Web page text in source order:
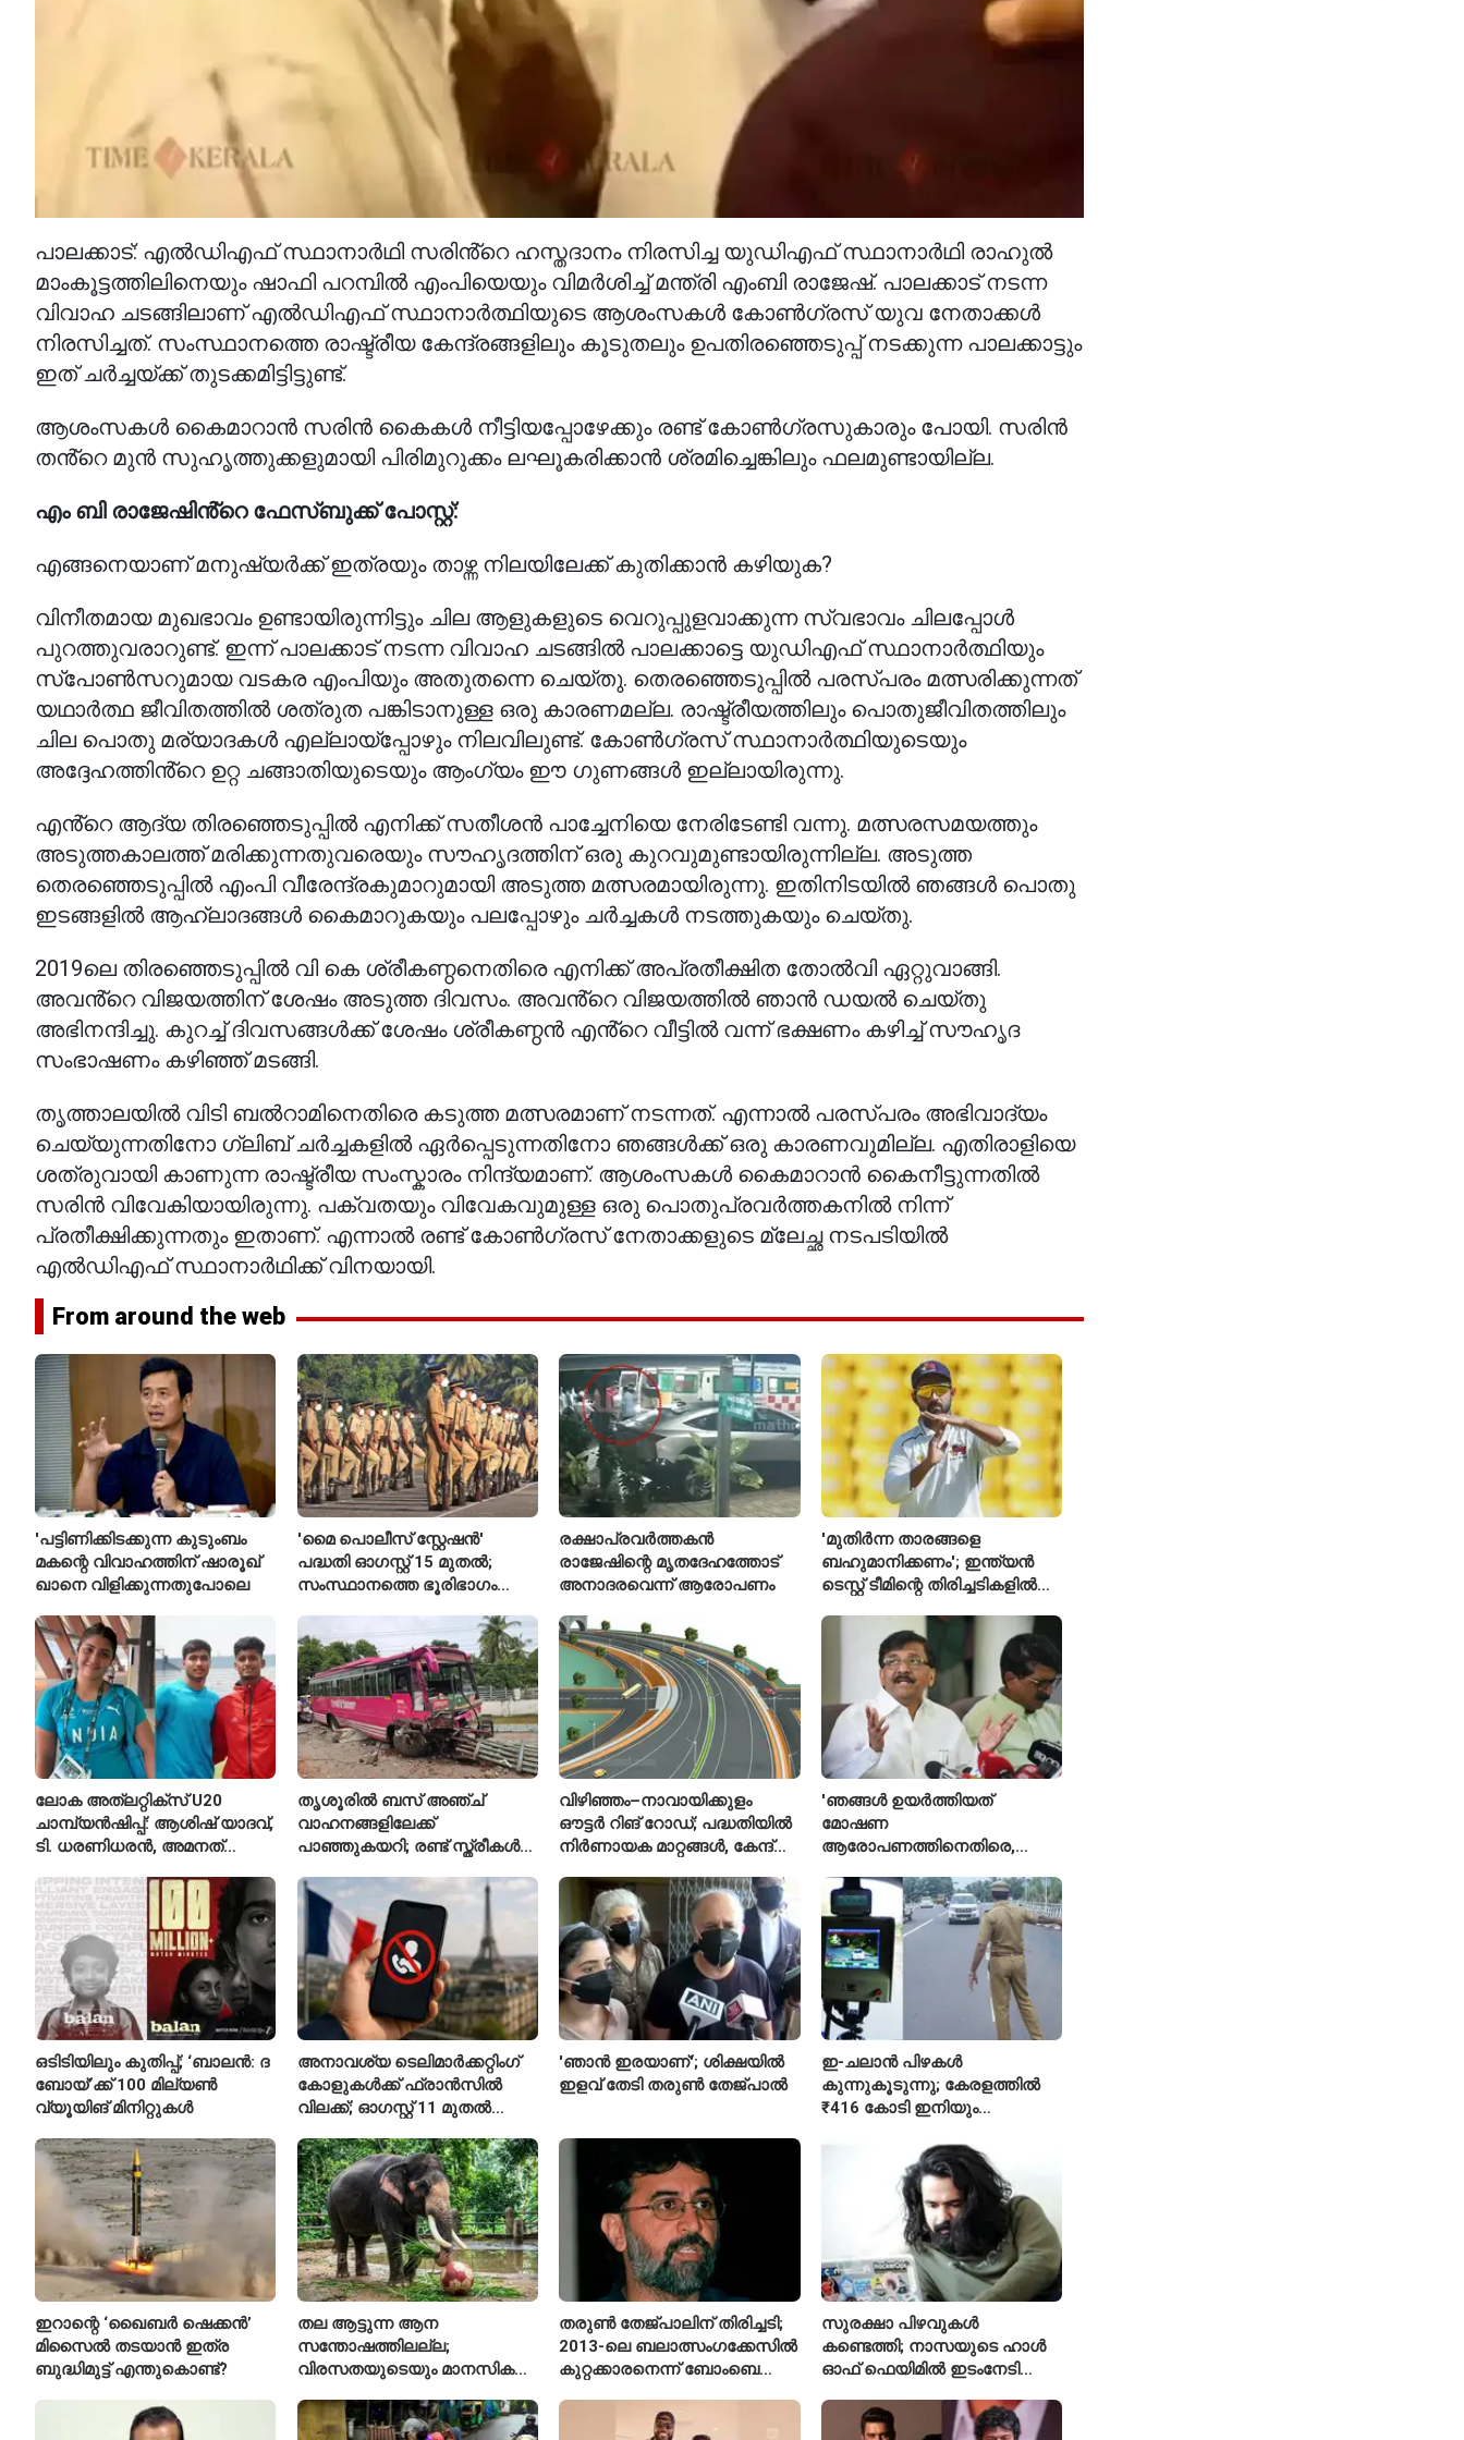
പാലക്കാട്: എൽഡിഎഫ് സ്ഥാനാർഥി സരിൻ്റെ ഹസ്തദാനം നിരസിച്ച യുഡിഎഫ് സ്ഥാനാർഥി രാഹുൽ
മാംകൂട്ടത്തിലിനെയും ഷാഫി പറമ്പിൽ എംപിയെയും വിമർശിച്ച് മന്ത്രി എംബി രാജേഷ്. പാലക്കാട് നടന്ന
വിവാഹ ചടങ്ങിലാണ് എൽഡിഎഫ് സ്ഥാനാർത്ഥിയുടെ ആശംസകൾ കോൺഗ്രസ് യുവ നേതാക്കൾ
നിരസിച്ചത്. സംസ്ഥാനത്തെ രാഷ്ട്രീയ കേന്ദ്രങ്ങളിലും കൂടുതലും ഉപതിരഞ്ഞെടുപ്പ് നടക്കുന്ന പാലക്കാട്ടും
ഇത് ചർച്ചയ്ക്ക് തുടക്കമിട്ടിട്ടുണ്ട്.
ആശംസകൾ കൈമാറാൻ സരിൻ കൈകൾ നീട്ടിയപ്പോഴേക്കും രണ്ട് കോൺഗ്രസുകാരും പോയി. സരിൻ
തൻ്റെ മുൻ സുഹൃത്തുക്കളുമായി പിരിമുറുക്കം ലഘൂകരിക്കാൻ ശ്രമിച്ചെങ്കിലും ഫലമുണ്ടായില്ല.
എം ബി രാജേഷിൻ്റെ ഫേസ്ബുക്ക് പോസ്റ്റ്:
എങ്ങനെയാണ് മനുഷ്യർക്ക് ഇത്രയും താഴ്ന്ന നിലയിലേക്ക് കുതിക്കാൻ കഴിയുക?
വിനീതമായ മുഖഭാവം ഉണ്ടായിരുന്നിട്ടും ചില ആളുകളുടെ വെറുപ്പുളവാക്കുന്ന സ്വഭാവം ചിലപ്പോൾ
പുറത്തുവരാറുണ്ട്. ഇന്ന് പാലക്കാട് നടന്ന വിവാഹ ചടങ്ങിൽ പാലക്കാട്ടെ യുഡിഎഫ് സ്ഥാനാർത്ഥിയും
സ്പോൺസറുമായ വടകര എംപിയും അതുതന്നെ ചെയ്തു. തെരഞ്ഞെടുപ്പിൽ പരസ്പരം മത്സരിക്കുന്നത്
യഥാർത്ഥ ജീവിതത്തിൽ ശത്രുത പങ്കിടാനുള്ള ഒരു കാരണമല്ല. രാഷ്ട്രീയത്തിലും പൊതുജീവിതത്തിലും
ചില പൊതു മര്യാദകൾ എല്ലായ്‌പ്പോഴും നിലവിലുണ്ട്. കോൺഗ്രസ് സ്ഥാനാർത്ഥിയുടെയും
അദ്ദേഹത്തിൻ്റെ ഉറ്റ ചങ്ങാതിയുടെയും ആംഗ്യം ഈ ഗുണങ്ങൾ ഇല്ലായിരുന്നു.
എൻ്റെ ആദ്യ തിരഞ്ഞെടുപ്പിൽ എനിക്ക് സതീശൻ പാച്ചേനിയെ നേരിടേണ്ടി വന്നു. മത്സരസമയത്തും
അടുത്തകാലത്ത് മരിക്കുന്നതുവരെയും സൗഹൃദത്തിന് ഒരു കുറവുമുണ്ടായിരുന്നില്ല. അടുത്ത
തെരഞ്ഞെടുപ്പിൽ എംപി വീരേന്ദ്രകുമാറുമായി അടുത്ത മത്സരമായിരുന്നു. ഇതിനിടയിൽ ഞങ്ങൾ പൊതു
ഇടങ്ങളിൽ ആഹ്ലാദങ്ങൾ കൈമാറുകയും പലപ്പോഴും ചർച്ചകൾ നടത്തുകയും ചെയ്തു.
2019ലെ തിരഞ്ഞെടുപ്പിൽ വി കെ ശ്രീകണ്ഠനെതിരെ എനിക്ക് അപ്രതീക്ഷിത തോൽവി ഏറ്റുവാങ്ങി.
അവൻ്റെ വിജയത്തിന് ശേഷം അടുത്ത ദിവസം. അവൻ്റെ വിജയത്തിൽ ഞാൻ ഡയൽ ചെയ്തു
അഭിനന്ദിച്ചു. കുറച്ച് ദിവസങ്ങൾക്ക് ശേഷം ശ്രീകണ്ഠൻ എൻ്റെ വീട്ടിൽ വന്ന് ഭക്ഷണം കഴിച്ച് സൗഹൃദ
സംഭാഷണം കഴിഞ്ഞ് മടങ്ങി.
തൃത്താലയിൽ വിടി ബൽറാമിനെതിരെ കടുത്ത മത്സരമാണ് നടന്നത്. എന്നാൽ പരസ്പരം അഭിവാദ്യം
ചെയ്യുന്നതിനോ ഗ്ലിബ് ചർച്ചകളിൽ ഏർപ്പെടുന്നതിനോ ഞങ്ങൾക്ക് ഒരു കാരണവുമില്ല. എതിരാളിയെ
ശത്രുവായി കാണുന്ന രാഷ്ട്രീയ സംസ്കാരം നിന്ദ്യമാണ്. ആശംസകൾ കൈമാറാൻ കൈനീട്ടുന്നതിൽ
സരിൻ വിവേകിയായിരുന്നു. പക്വതയും വിവേകവുമുള്ള ഒരു പൊതുപ്രവർത്തകനിൽ നിന്ന്
പ്രതീക്ഷിക്കുന്നതും ഇതാണ്. എന്നാൽ രണ്ട് കോൺഗ്രസ് നേതാക്കളുടെ മ്ലേച്ഛ നടപടിയിൽ
എൽഡിഎഫ് സ്ഥാനാർഥിക്ക് വിനയായി.
From around the web
'പട്ടിണിക്കിടക്കുന്ന കുടുംബം
മകന്റെ വിവാഹത്തിന് ഷാരൂഖ്
ഖാനെ വിളിക്കുന്നതുപോലെ
'മൈ പൊലീസ് സ്റ്റേഷൻ'
പദ്ധതി ഓഗസ്റ്റ് 15 മുതൽ;
സംസ്ഥാനത്തെ ഭൂരിഭാഗം
എസ്‌ഐമാർക്ക്
രക്ഷാപ്രവർത്തകൻ
രാജേഷിന്റെ മൃതദേഹത്തോട്
അനാദരവെന്ന് ആരോപണം
'മുതിർന്ന താരങ്ങളെ
ബഹുമാനിക്കണം'; ഇന്ത്യൻ
ടെസ്റ്റ് ടീമിന്റെ തിരിച്ചടികളിൽ
ലോക അത്‌ലറ്റിക്സ് U20
ചാമ്പ്യൻഷിപ്പ്: ആശിഷ് യാദവ്,
ടി. ധരണിധരൻ, അമനത്
തൃശൂരിൽ ബസ് അഞ്ച്
വാഹനങ്ങളിലേക്ക്
പാഞ്ഞുകയറി; രണ്ട് സ്ത്രീകൾ
വിഴിഞ്ഞം–നാവായിക്കുളം
ഔട്ടർ റിങ് റോഡ്; പദ്ധതിയിൽ
നിർണായക മാറ്റങ്ങൾ, കേന്ദ്രം
'ഞങ്ങൾ ഉയർത്തിയത്
മോഷണ
ആരോപണത്തിനെതിരെ,
റിജിജുവിന് മറുപടിയുമായി
സഞ്ജയ് റാവത്ത്
ഒടിടിയിലും കുതിപ്പ്; ‘ബാലൻ: ദ
ബോയ്’ക്ക് 100 മില്യൺ
വ്യൂയിങ് മിനിറ്റുകൾ
അനാവശ്യ ടെലിമാർക്കറ്റിംഗ്
കോളുകൾക്ക് ഫ്രാൻസിൽ
വിലക്ക്; ഓഗസ്റ്റ് 11 മുതൽ
'ഞാൻ ഇരയാണ്'; ശിക്ഷയിൽ
ഇളവ് തേടി തരുണ്‍ തേജ്പാൽ
ഇ-ചലാൻ പിഴകൾ
കുന്നുകൂടുന്നു; കേരളത്തിൽ
₹416 കോടി ഇനിയും
ഇറാന്റെ ‘ഖൈബർ ഷെക്കൻ’
മിസൈൽ തടയാൻ ഇത്ര
ബുദ്ധിമുട്ട് എന്തുകൊണ്ട്?
തല ആട്ടുന്ന ആന
സന്തോഷത്തിലല്ല;
വിരസതയുടെയും മാനസിക
ലക്ഷണമെന്ന് വിദഗ്ധർ
തരുൺ തേജ്പാലിന് തിരിച്ചടി;
2013-ലെ ബലാത്സംഗക്കേസിൽ
കുറ്റക്കാരനെന്ന് ബോംബെ
സുരക്ഷാ പിഴവുകൾ
കണ്ടെത്തി; നാസയുടെ ഹാൾ
ഓഫ് ഫെയിമിൽ ഇടംനേടി